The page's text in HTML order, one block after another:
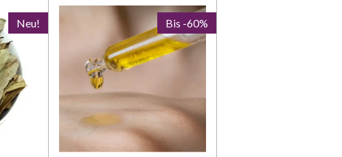
Neu! Bis -60%